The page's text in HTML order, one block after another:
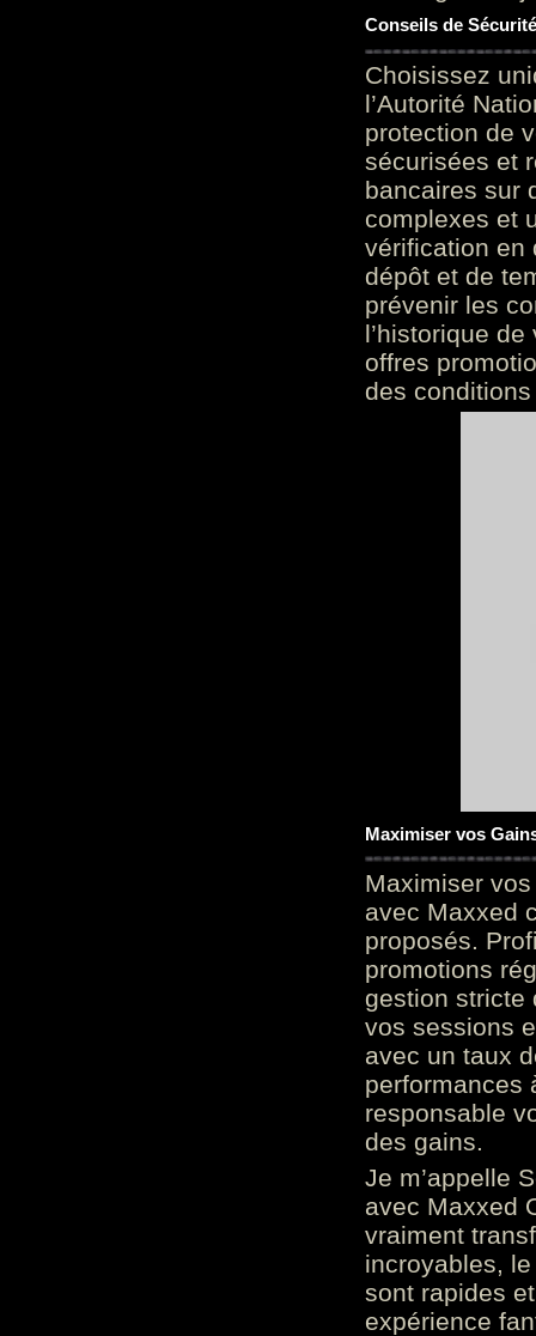
Conseils de
Choisissez
l’Autorité
protection de
sécurisées et
bancaires sur
complexes et
vérification en
dépôt et de
prévenir les
l’historique
offres
des
Maximiser vos
Maximiser
avec Maxxed
proposés.
promotions
gestion stricte
vos sessions
avec un taux
performances
responsable
des gains.
Je m’appelle
avec Maxxed
vraiment
incroyables,
sont rapides
expérience